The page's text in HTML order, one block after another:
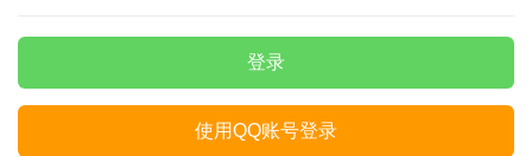
登录
使用QQ账号登录